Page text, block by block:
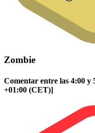
Zombie
Comentar entre las 4:00
+01:00 (CET)]